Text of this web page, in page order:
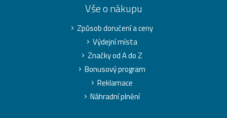
Vše o nákupu
Způsob doručení a ceny
Výdejní místa
Značky od A do Z
Bonusový program
Reklamace
Náhradní plnění